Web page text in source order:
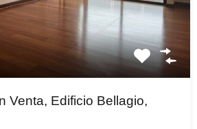
Venta, Edificio Bellagio,